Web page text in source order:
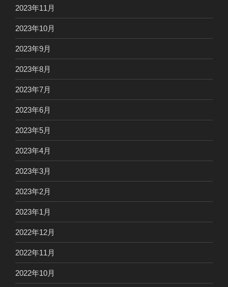
2023年11月
2023年10月
2023年9月
2023年8月
2023年7月
2023年6月
2023年5月
2023年4月
2023年3月
2023年2月
2023年1月
2022年12月
2022年11月
2022年10月